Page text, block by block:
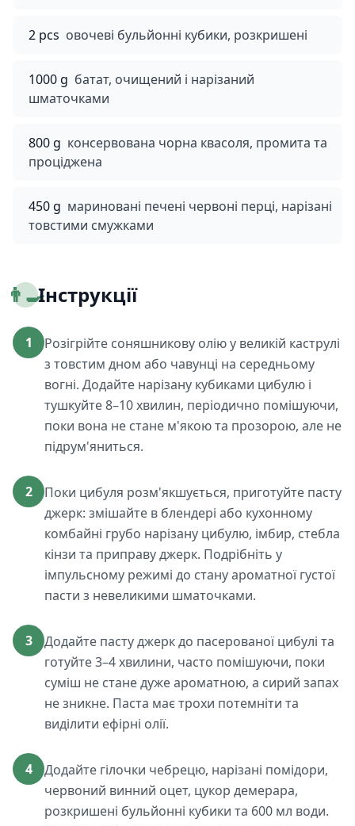
2 pcs овочеві бульйонні кубики, розкришені
1000 g батат, очищений і нарізаний
шматочками
800 g консервована чорна квасоля, промита та
проціджена
450 g мариновані печені червоні перці, нарізані
товстими смужками
👨‍🍳Інструкції
1
Розігрійте соняшникову олію у великій каструлі
з товстим дном або чавунці на середньому
вогні. Додайте нарізану кубиками цибулю і
тушкуйте 8–10 хвилин, періодично помішуючи,
поки вона не стане м'якою та прозорою, але не
підрум'яниться.
2
Поки цибуля розм'якшується, приготуйте пасту
джерк: змішайте в блендері або кухонному
комбайні грубо нарізану цибулю, імбир, стебла
кінзи та приправу джерк. Подрібніть у
імпульсному режимі до стану ароматної густої
пасти з невеликими шматочками.
3
Додайте пасту джерк до пасерованої цибулі та
готуйте 3–4 хвилини, часто помішуючи, поки
суміш не стане дуже ароматною, а сирий запах
не зникне. Паста має трохи потемніти та
виділити ефірні олії.
4
Додайте гілочки чебрецю, нарізані помідори,
червоний винний оцет, цукор демерара,
розкришені бульйонні кубики та 600 мл води.